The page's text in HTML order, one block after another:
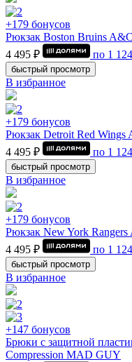
+179 бонусов
Рюкзак Boston Bruins
4 495 ₽
по 1 124
быстрый просмотр
В избранное
+179 бонусов
Рюкзак Detroit Red Wings
4 495 ₽
по 1 124
быстрый просмотр
В избранное
+179 бонусов
Рюкзак New York
4 495 ₽
по 1 124
быстрый просмотр
В избранное
+147 бонусов
Брюки с защитной
Compression MAD GUY